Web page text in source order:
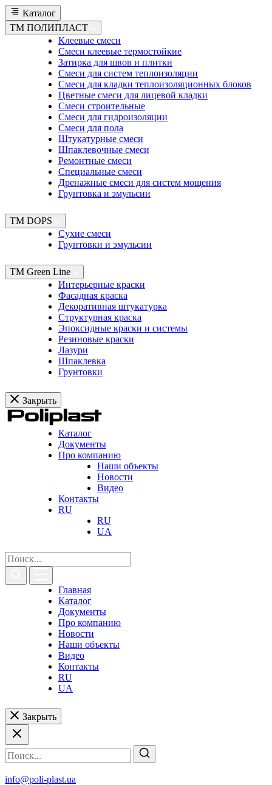
Каталог
TM ПОЛИПЛАСТ
Клеевые смеси
Смеси клеевые термостойкие
Затирка для швов и плитки
Смеси для систем теплоизоляции
Смеси для кладки теплоизоляционных блоков
Цветные смеси для лицевой кладки
Смеси строительные
Смеси для гидроизоляции
Смеси для пола
Штукатурные смеси
Шпаклевочные смеси
Ремонтные смеси
Специальные смеси
Дренажные смеси для систем мощения
Грунтовка и эмульсии
TM DOPS
Сухие смеси
Грунтовки и эмульсии
TM Green Line
Интерьерные краски
Фасадная краска
Декоративная штукатурка
Структурная краска
Эпоксидные краски и системы
Резиновые краски
Лазури
Шпаклевка
Грунтовки
Закрыть
Каталог
Документы
Про компанию
Наши объекты
Новости
Видео
Контакты
RU
RU
UA
Главная
Каталог
Документы
Про компанию
Новости
Наши объекты
Видео
Контакты
RU
UA
Закрыть
info@poli-plast.ua